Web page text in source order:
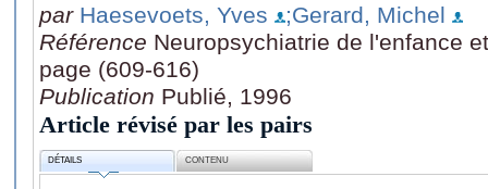
par Haesevoets, Yves
;Gerard, Michel
Référence Neuropsychiatrie de l'enfance
page (609-616)
Publication Publié, 1996
Article révisé par les pairs
DÉTAILS CONTENU